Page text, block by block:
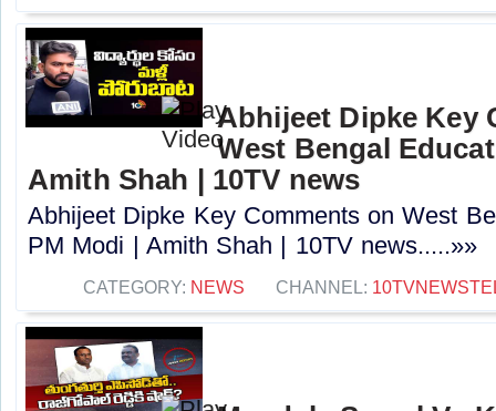
Abhijeet Dipke Key
West Bengal
Amith Shah | 10TV news
Abhijeet Dipke Key Comments on West
PM Modi | Amith Shah | 10TV news.....»»
CATEGORY: NEWS CHANNEL: